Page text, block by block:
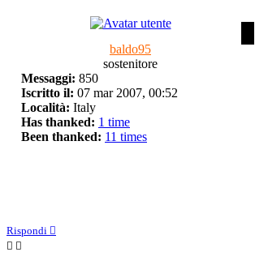
baldo95
sostenitore
Messaggi: 850
Iscritto il: 07 mar 2007, 00:52
Località: Italy
Has thanked: 1 time
Been thanked: 11 times
Rispondi